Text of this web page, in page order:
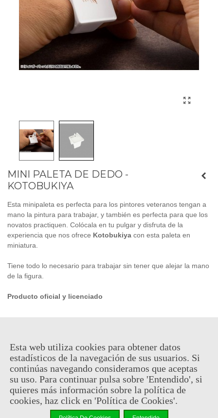
MINI PALETA DE DEDO -
KOTOBUKIYA
Esta minipaleta es perfecta para los pintores veteranos tengan a
mano la pintura para trabajar, y también es perfecta para que los
novatos practiquen. Colócala en tu pulgar y disfruta de la
experiencia que nos ofrece Kotobukiya con esta paleta en
miniatura.
Tiene todo lo necesario para trabajar sin tener que alejar la mano
de la figura.
Producto oficial y licenciado
En stock, envío en 24/48h
-
Añadir Al Carrito
Código QR Compartir
Esta web utiliza cookies para obtener datos
estadísticos de la navegación de sus usuarios. Si
continúas navegando consideramos que aceptas
su uso. Para continuar pulsa sobre 'Entendido', si
quieres más información sobre la política de
cookies, haz click en 'Política de Cookies'.